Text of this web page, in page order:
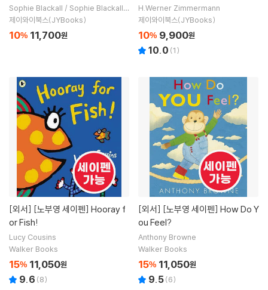
Sophie Blackall / Sophie Blackall (I
LT)
제이와이북스(JYBooks)
10% 11,700원
H.Werner Zimmermann
제이와이북스(JYBooks)
10% 9,900원
10.0 (1)
[외서]
or Fish!
Lucy Cousins
Walker Books
15% 11,050원
9.6 (8)
[외서]
ou Feel?
Anthony Browne
Walker Books
15% 11,050원
9.5(6)